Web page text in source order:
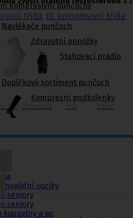
kompresivní punčochy
třída, III. kompresivní třída
Navlékače punčoch
Zdravotní ponožky
Stahovací prádlo
Doplňkový sortiment punčoch
Kompresní podkolenky
invalidní vozíky
seniory
seniory
koupelny a wc
cen Doporučit Tisk Sdílet